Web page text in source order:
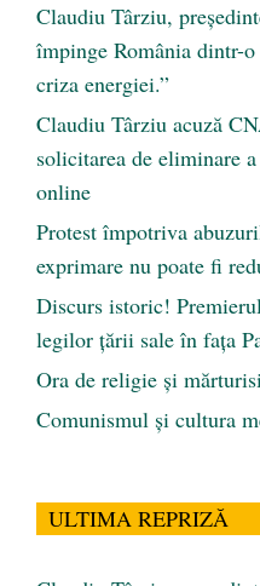
Claudiu Târziu,
împinge România dintr-
criza energiei.”
Claudiu Târziu acuză
solicitarea de eliminare
online
Protest împotriva
exprimare nu poate fi
Discurs istoric!
legilor țării sale în fața
Ora de religie şi
Comunismul şi cultura
ULTIMA REPRIZĂ